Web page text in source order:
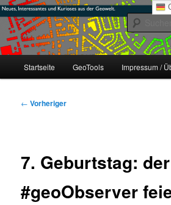
Zum
primären
Inhalt
springen#geoObserver
mikeE's GeoBlog
Startseite GeoTools Impressum /
Beitragsnavigation
← Vorheriger
7. Geburtstag: der
#geoObserver